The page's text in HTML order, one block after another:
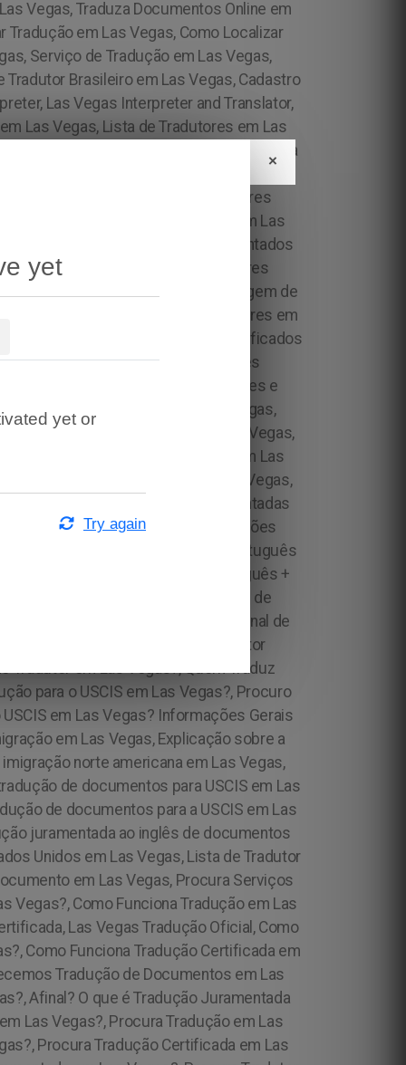
yet
×
yet or
Try again